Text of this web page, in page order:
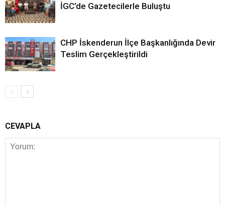
İGC’de Gazetecilerle Buluştu
CHP İskenderun İlçe Başkanlığında Devir
Teslim Gerçekleştirildi
CEVAPLA